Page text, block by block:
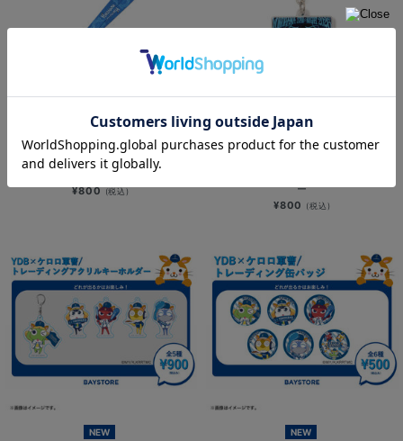
YOKOHAMA STAR☆NIGHT 2026/
ネックストラップ
¥800(税込)
ー
¥800 (税込)
NEW NEW